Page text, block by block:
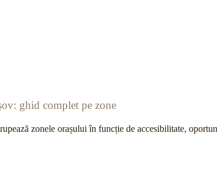
ghid complet pe zone
zonele orașului în funcție de accesibilitate,